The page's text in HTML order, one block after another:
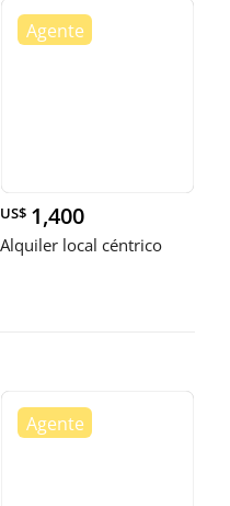
US$ 1,400
Alquiler local céntrico